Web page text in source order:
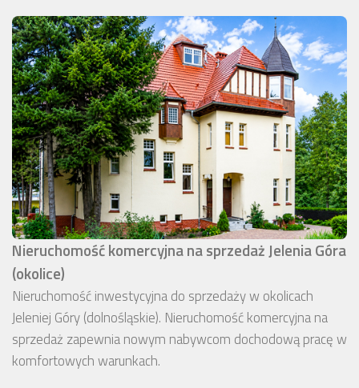
Nieruchomość komercyjna na sprzedaż Jelenia Góra
(okolice)
Nieruchomość inwestycyjna do sprzedaży w okolicach
Jeleniej Góry (dolnośląskie). Nieruchomość komercyjna na
sprzedaż zapewnia nowym nabywcom dochodową pracę w
komfortowych warunkach.